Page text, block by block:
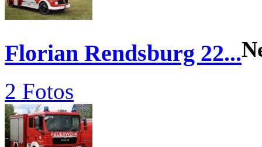
Florian Rendsburg 22...
2 Fotos